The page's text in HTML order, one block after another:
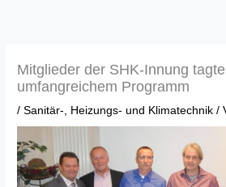
Mitglieder der SHK-Innung
umfangreichem Programm
/Sanitär-, Heizungs- und Klimatechnik /